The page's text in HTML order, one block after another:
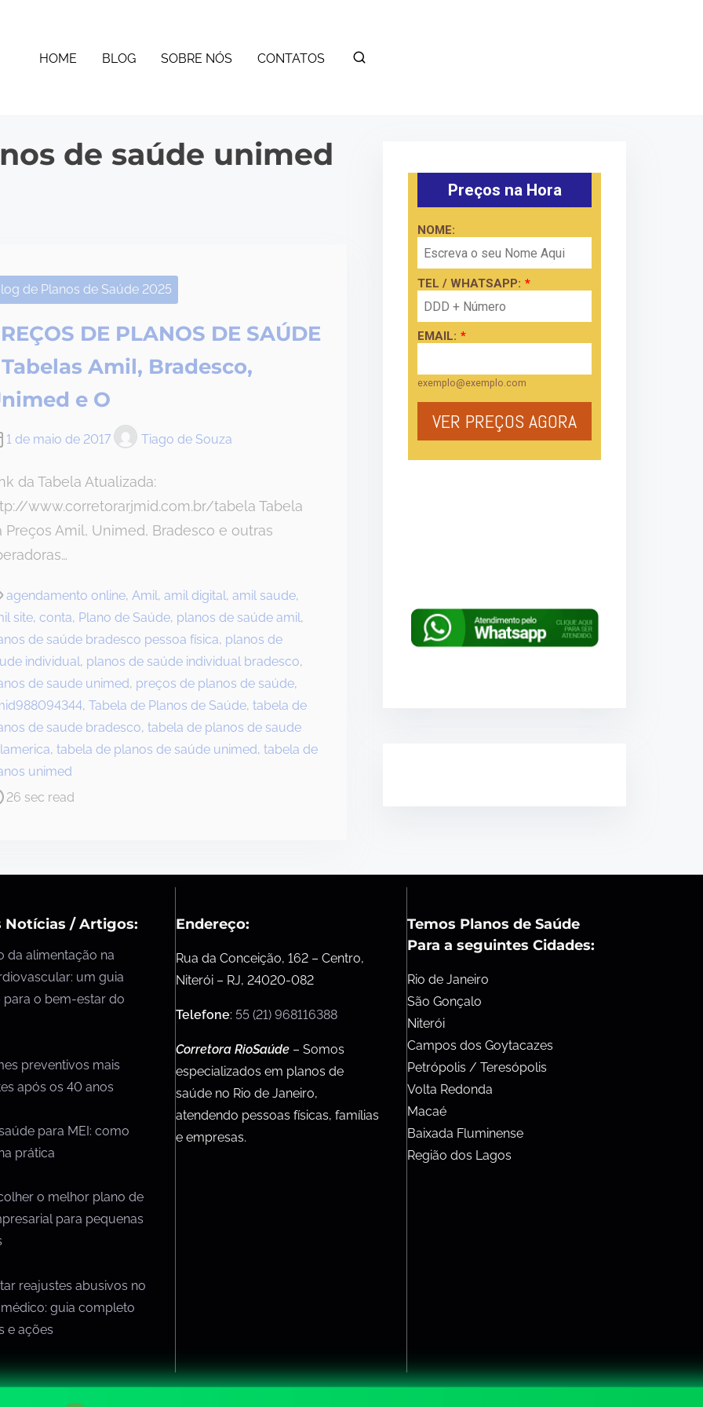
HOME BLOG SOBRE NÓS CONTATOS
de saúde unimed
de Planos de Saúde 2025
DE PLANOS DE SAÚDE
Tabelas Amil, Bradesco,
e O
1 de maio de 2017 Tiago de Souza
da Tabela Atualizada:
www.corretorarjmid.com.br/tabela Tabela
Preços Amil, Unimed, Bradesco e outras
agendamento online, Amil, amil digital, amil saude,
site, conta, Plano de Saúde, planos de saúde amil,
de saúde bradesco pessoa física, planos de
individual, planos de saúde individual bradesco,
de saude unimed, preços de planos de saúde,
, Tabela de Planos de Saúde, tabela de
de saude bradesco, tabela de planos de saude
, tabela de planos de saúde unimed, tabela de
unimed
26 sec read
Notícias / Artigos:
da alimentação na
um guia
o bem-estar do
preventivos mais
após os 40 anos
para MEI: como
prática
o melhor plano de
para pequenas
reajustes abusivos no
guia completo
e ações
Endereço:
Rua da Conceição, 162 – Centro,
Niterói – RJ, 24020-082
Telefone: 55 (21) 968116388
Corretora RioSaúde – Somos
especializados em planos de
saúde no Rio de Janeiro,
atendendo pessoas físicas, famílias
e empresas.
Temos Planos de Saúde
Para a seguintes Cidades:
Rio de Janeiro
São Gonçalo
Niterói
Campos dos Goytacazes
Petrópolis / Teresópolis
Volta Redonda
Macaé
Baixada Fluminense
Região dos Lagos